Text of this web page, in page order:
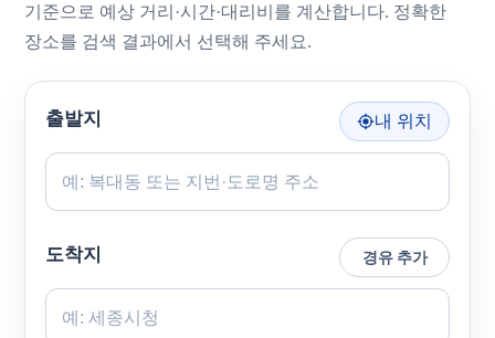
기준으로 예상 거리·시간·대리비를 계산합니다. 정확한
장소를 검색 결과에서 선택해 주세요.
출발지 내 위치
도착지 경유 추가